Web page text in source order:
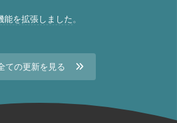
を拡張しました 。
ての更新を見る